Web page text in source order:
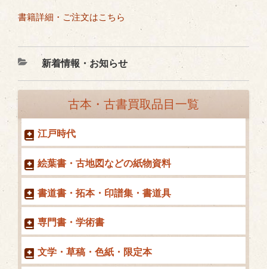
書籍詳細・ご注文はこちら
カ
テ
新着情報・お知らせ
古本・古書買取品目一覧
江戸時代
絵葉書・古地図などの紙物資料
書道書・拓本・印譜集・書道具
専門書・学術書
文学・草稿・色紙・限定本